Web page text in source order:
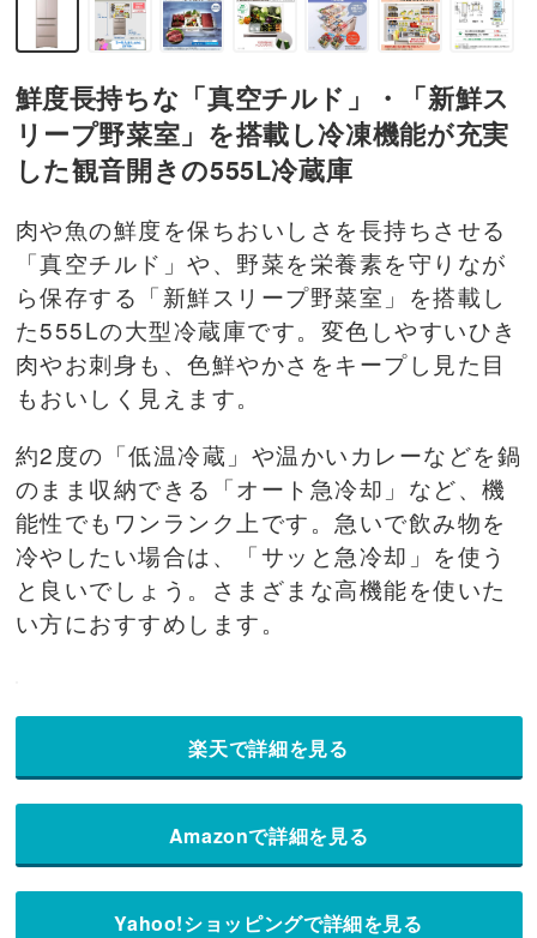
鮮度長持ちな「真空チルド」・「新鮮ス
リープ野菜室」を搭載し冷凍機能が充実
した観音開きの555L冷蔵庫
肉や魚の鮮度を保ちおいしさを長持ちさせる
「真空チルド」や、野菜を栄養素を守りなが
ら保存する「新鮮スリープ野菜室」を搭載し
た555Lの大型冷蔵庫です。変色しやすいひき
肉やお刺身も、色鮮やかさをキープし見た目
もおいしく見えます。
約2度の「低温冷蔵」や温かいカレーなどを鍋
のまま収納できる「オート急冷却」など、機
能性でもワンランク上です。急いで飲み物を
冷やしたい場合は、「サッと急冷却」を使う
と良いでしょう。さまざまな高機能を使いた
い方におすすめします。
楽天で詳細を見る
Amazonで詳細を見る
Yahoo!ショッピングで詳細を見る